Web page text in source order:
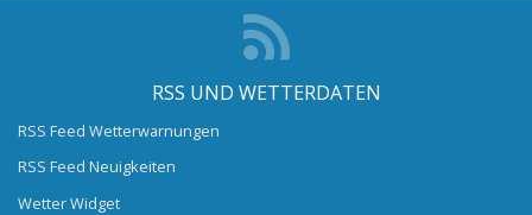
RSS UND WETTERDATEN
RSS Feed Wetterwarnungen
RSS Feed Neuigkeiten
Wetter Widget